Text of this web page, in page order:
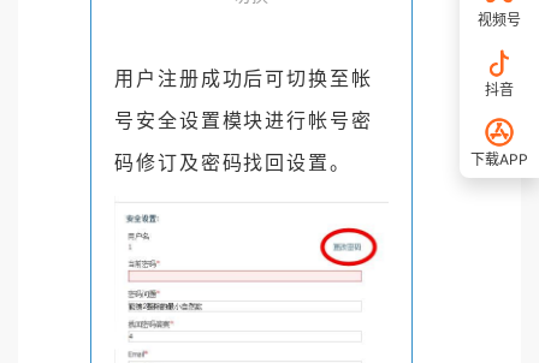
用户注册成功后可切换至帐
号安全设置模块进行帐号 密
码修订及密码找回设置。
视频号
抖音
下载APP